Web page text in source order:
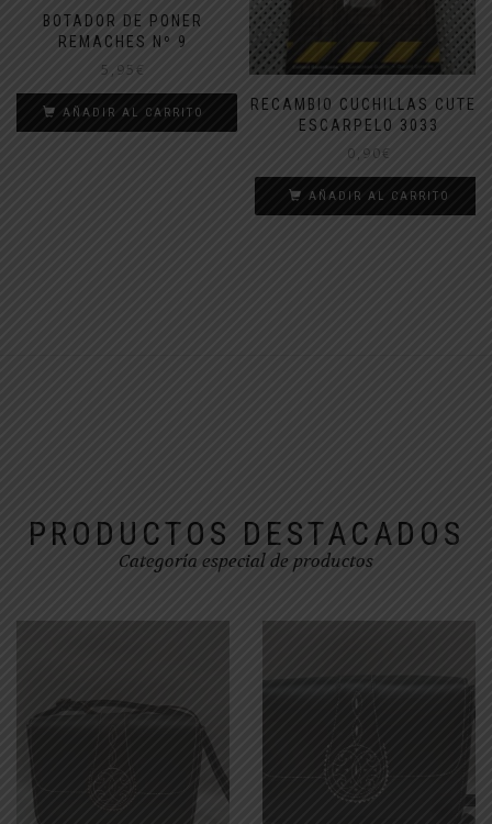
BOTADOR DE PONER
REMACHES Nº 9
5,95 €
AÑADIR AL CARRITO
RECAMBIO CUCHILLAS CUTER
ESCARPELO 3033
0,90 €
AÑADIR AL CARRITO
PRODUCTOS DESTACADOS
Categoría especial de productos